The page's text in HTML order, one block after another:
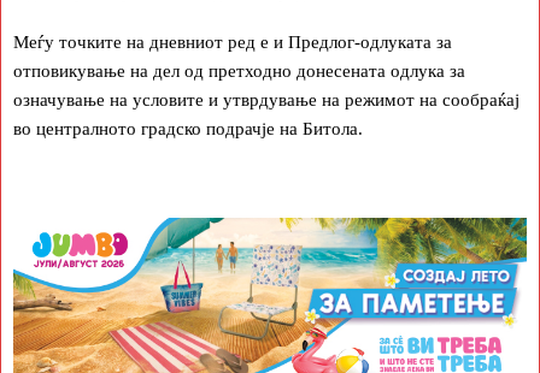
Меѓу точките на дневниот ред е и Предлог-одлуката за
отповикување на дел од претходно донесената одлука за
означување на условите и утврдување на режимот на сообраќај
во централното градско подрачје на Битола.